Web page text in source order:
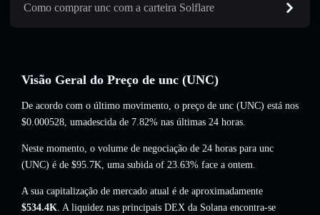
Como comprar unc com a carteira Solflare
Visão Geral do Preço de unc (UNC)
De acordo com o último movimento, o preço de unc (UNC) está nos
$0.000528, umadescida de 7.82% nas últimas 24 horas.
Neste momento, o volume de negociação de 24 horas para unc
(UNC) é de $95.7K, uma subida of 23.63% face a ontem.
A sua capitalização de mercado atual é de aproximadamente
$534.4K. A liquidez nas principais DEX da Solana encontra-se